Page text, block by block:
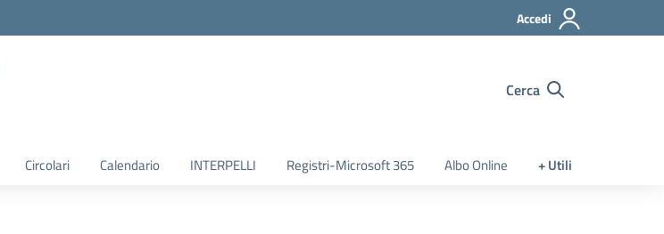
Accedi
Cerca
Circolari Calendario INTERPELLI Registri-Microsoft 365 Albo Online + Utili